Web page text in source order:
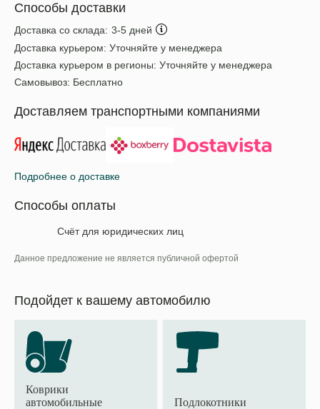
Способы доставки
Доставка со склада: 3-5 дней
Доставка курьером: Уточняйте у менеджера
Доставка курьером в регионы: Уточняйте у менеджера
Самовывоз: Бесплатно
Доставляем транспортными компаниями
Подробнее о доставке
Способы оплаты
Счёт для юридических лиц
Данное предложение не является публичной офертой
Подойдет к вашему автомобилю
Коврики
автомобильные
Подлокотники